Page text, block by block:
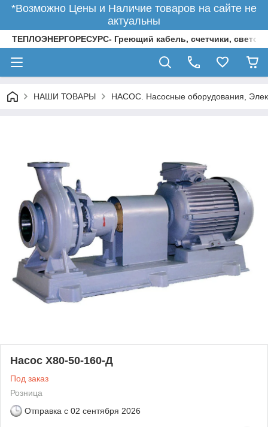
*Возможно Цены и Наличие товаров на сайте не
актуальны
ТЕПЛОЭНЕРГОРЕСУРС- Греющий кабель, счетчики,
НАШИ ТОВАРЫ НАСОС. Насосные оборудования,
Насос Х80-50-160-Д
Под заказ
Розница
Отправка с 02 сентября 2026